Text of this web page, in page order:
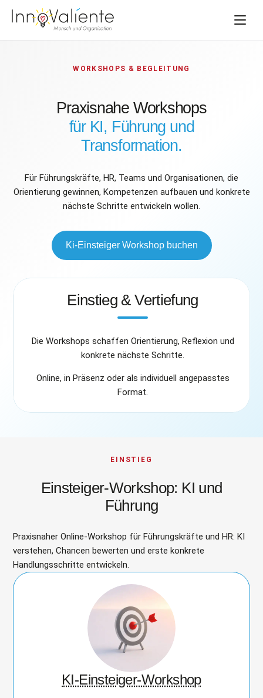
WORKSHOPS & BEGLEITUNG
Praxisnahe Workshops
für KI, Führung und
Transformation.
Für Führungskräfte, HR, Teams und Organisationen, die
Orientierung gewinnen, Kompetenzen aufbauen und konkrete
nächste Schritte entwickeln wollen.
Ki-Einsteiger Workshop buchen
Einstieg & Vertiefung
Die Workshops schaffen Orientierung, Reflexion und
konkrete nächste Schritte.
Online, in Präsenz oder als individuell angepasstes
Format.
EINSTIEG
Einsteiger-Workshop: KI und
Führung
Praxisnaher Online-Workshop für Führungskräfte und HR: KI
verstehen, Chancen bewerten und erste konkrete
Handlungsschritte entwickeln.
KI-Einsteiger-Workshop